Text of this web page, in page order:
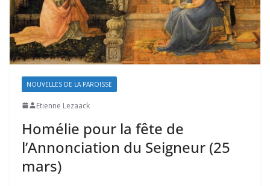
NOUVELLES DE LA PAROISSE
Etienne Lezaack
Homélie pour la fête de
l’Annonciation du Seigneur (25
mars)